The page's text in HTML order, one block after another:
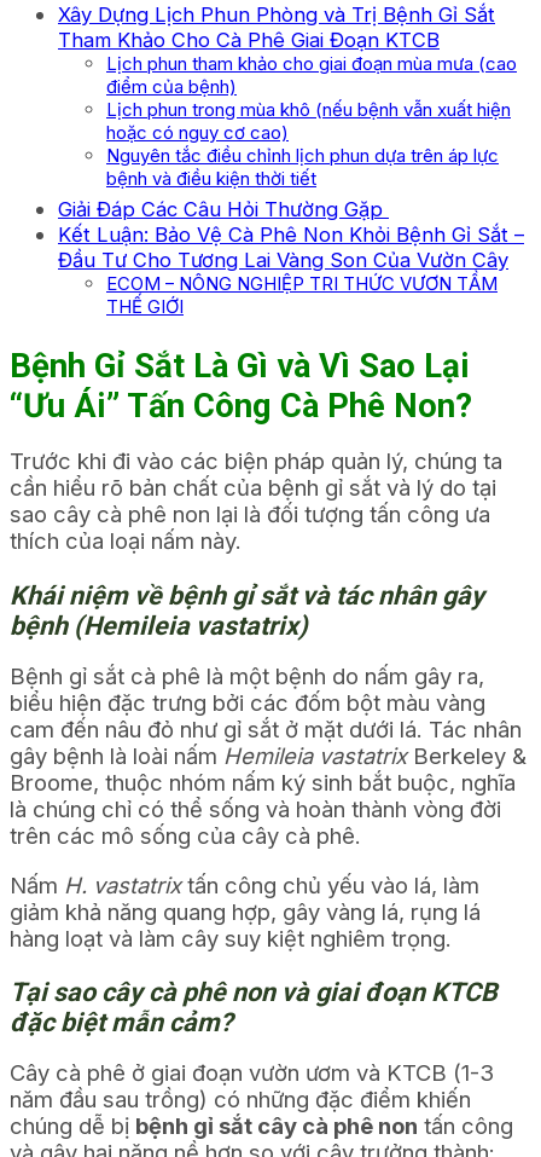
Xây Dựng Lịch Phun Phòng và Trị Bệnh Gỉ Sắt
Tham Khảo Cho Cà Phê Giai Đoạn KTCB
Lịch phun tham khảo cho giai đoạn mùa mưa (cao
điểm của bệnh)
Lịch phun trong mùa khô (nếu bệnh vẫn xuất hiện
hoặc có nguy cơ cao)
Nguyên tắc điều chỉnh lịch phun dựa trên áp lực
bệnh và điều kiện thời tiết
Giải Đáp Các Câu Hỏi Thường Gặp
Kết Luận: Bảo Vệ Cà Phê Non Khỏi Bệnh Gỉ Sắt –
Đầu Tư Cho Tương Lai Vàng Son Của Vườn Cây
ECOM – NÔNG NGHIỆP TRI THỨC VƯƠN TẦM
THẾ GIỚI
Bệnh Gỉ Sắt Là Gì và Vì Sao Lại
“Ưu Ái” Tấn Công Cà Phê Non?
Trước khi đi vào các biện pháp quản lý, chúng ta
cần hiểu rõ bản chất của bệnh gỉ sắt và lý do tại
sao cây cà phê non lại là đối tượng tấn công ưa
thích của loại nấm này.
Khái niệm về bệnh gỉ sắt và tác nhân gây
bệnh (Hemileia vastatrix)
Bệnh gỉ sắt cà phê là một bệnh do nấm gây ra,
biểu hiện đặc trưng bởi các đốm bột màu vàng
cam đến nâu đỏ như gỉ sắt ở mặt dưới lá. Tác nhân
gây bệnh là loài nấm Hemileia vastatrixBerkeley &
Broome, thuộc nhóm nấm ký sinh bắt buộc, nghĩa
là chúng chỉ có thể sống và hoàn thành vòng đời
trên các mô sống của cây cà phê.
Nấm H. vastatrixtấn công chủ yếu vào lá, làm
giảm khả năng quang hợp, gây vàng lá, rụng lá
hàng loạt và làm cây suy kiệt nghiêm trọng.
Tại sao cây cà phê non và giai đoạn KTCB
đặc biệt mẫn cảm?
Cây cà phê ở giai đoạn vườn ươm và KTCB (1-3
năm đầu sau trồng) có những đặc điểm khiến
chúng dễ bị bệnh gỉ sắt cây cà phê non tấn công